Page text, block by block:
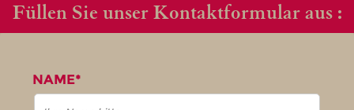
Füllen Sie unser Kontaktformular aus :
NAME*